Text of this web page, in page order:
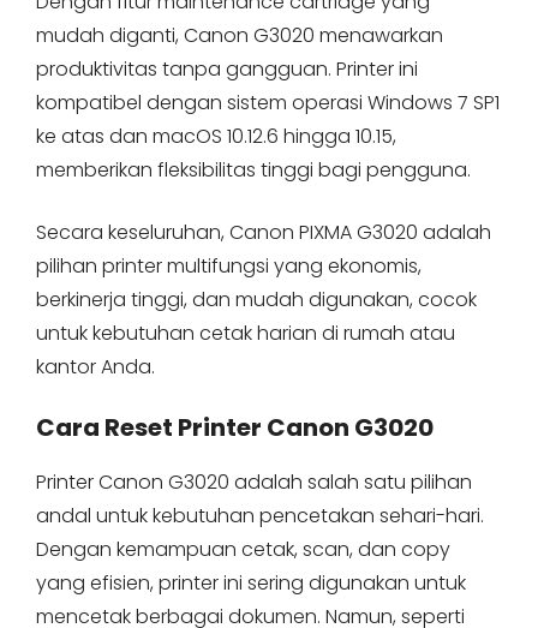
mudah diganti, Canon G3020 menawarkan
produktivitas tanpa gangguan. Printer ini
kompatibel dengan sistem operasi Windows 7 SP1
ke atas dan macOS 10.12.6 hingga 10.15,
memberikan fleksibilitas tinggi bagi pengguna.
Secara keseluruhan, Canon PIXMA G3020 adalah
pilihan printer multifungsi yang ekonomis,
berkinerja tinggi, dan mudah digunakan, cocok
untuk kebutuhan cetak harian di rumah atau
kantor Anda.
Cara Reset Printer Canon G3020
Printer Canon G3020 adalah salah satu pilihan
andal untuk kebutuhan pencetakan sehari-hari.
Dengan kemampuan cetak, scan, dan copy
yang efisien, printer ini sering digunakan untuk
mencetak berbagai dokumen. Namun, seperti